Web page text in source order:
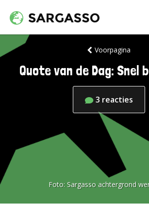
Voorpagina
Quote van de Dag: Snel
3 reacties
Foto: Sargasso achtergrond